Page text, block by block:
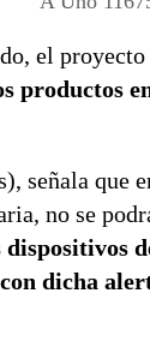
el proyecto
productos
señala que
no se
dicha